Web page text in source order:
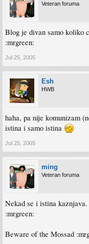
Veteran foruma
Blog je divan samo koliko
:mrgreen:
Jul 25, 2005
Esh
HWB
haha, pa nije komunizam
istina i samo istina
Jul 25, 2005
ming
Veteran foruma
Nekad se i istina kaznjava.
:mrgreen:
Beware of the Mossad